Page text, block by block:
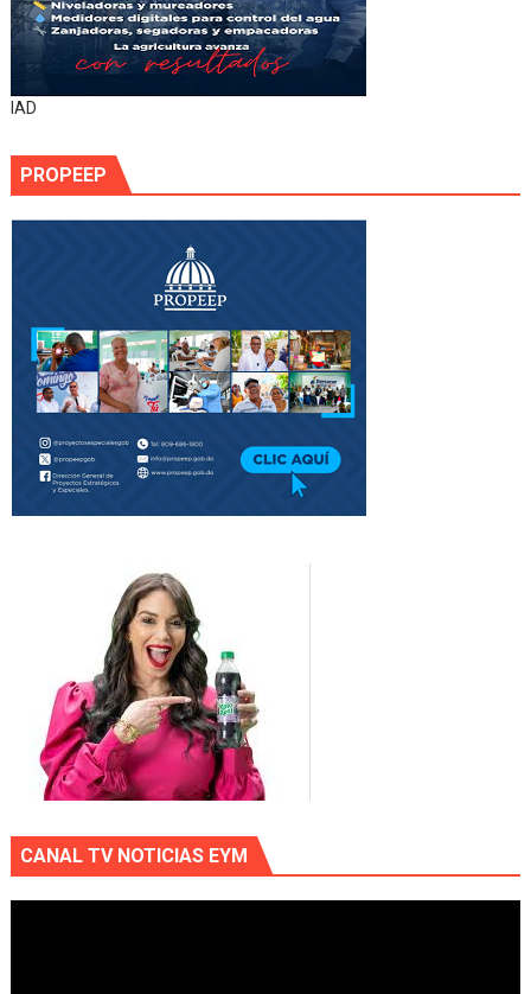
IAD
PROPEEP
CANAL TV NOTICIAS EYM